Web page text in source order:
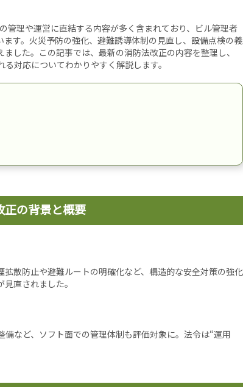
管理や運営に直結する内容が多く含まれており、ビル管理者
す。火災予防の強化、避難誘導体制の見直し、設備点検の義
した。この記事では、最新の消防法改正の内容を整理し、
対応についてわかりやすく解説します。
正の背景と概要
散防止や避難ルートの明確化など、構造的な安全対策の強化
直されました。
など、ソフト面での管理体制も評価対象に。法令は“運用